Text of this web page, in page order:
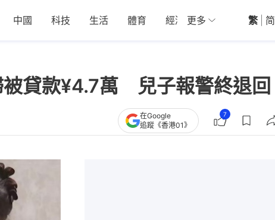
中國 科技 生活 體育 經濟 01深圳 觀點
更多 繁 简
被貸款¥4.7萬 兒子報警終退回
在Google
追蹤《香港01》
7